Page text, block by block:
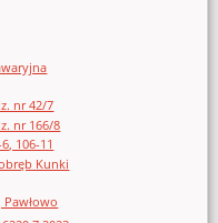
nr 42/7
nr 166/8
106-11
Kunki